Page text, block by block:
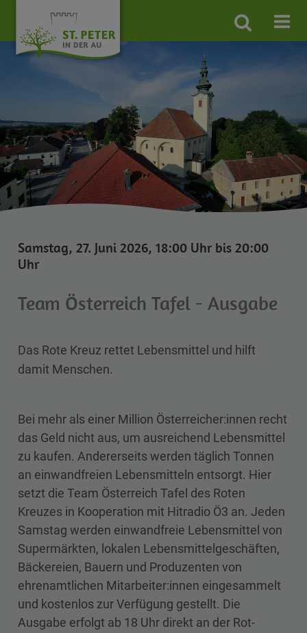
Site
search
Samstag, 27. Juni 2026, 18:00 Uhr bis 20:00
Uhr
Team Österreich Tafel - Ausgabe
Das Rote Kreuz rettet Lebensmittel und hilft
damit Menschen.
Bei mehr als einer Million Österreicher:innen recht
das Geld nicht aus, um ausreichend Lebensmittel
zu kaufen. Andererseits werden täglich Tonnen
an einwandfreien Lebensmitteln entsorgt. Hier
setzt die Team Österreich Tafel des Roten
Kreuzes in Kooperation mit Hitradio Ö3 an. Jeden
Samstag werden einwandfreie Lebensmittel von
Supermärkten, lokalen Lebensmittelgeschäften,
Bäckereien, Bauern und Produzenten von
ehrenamtlichen Mitarbeiter:innen eingesammelt
und kostenlos zur Verfügung gestellt. Die
Ausgabe erfolgt ab 18 Uhr direkt an der Rot-